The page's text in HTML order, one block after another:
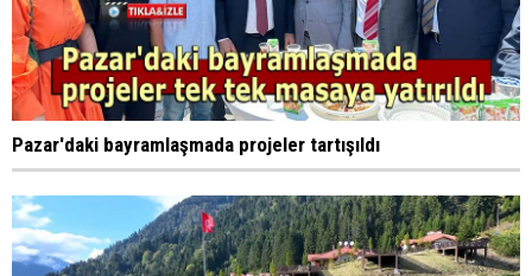
Pazar'daki bayramlaşmada projeler tartışıldı